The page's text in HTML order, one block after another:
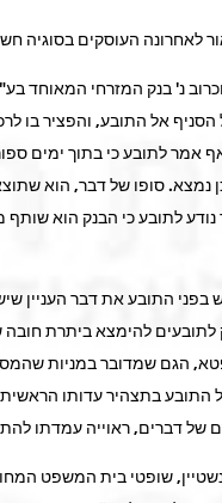
לאחרונה העוסקים בסוגיה
סוכרוב (ת"א (שלום – ת"א) 71230/00 סוכרוב נ' בנק
אל התובע, והפציר בו
אמר לתובע כי בתוך ימים
נמצא. סופו של דבר, הוא
לתובע כי הבנק הוא שותף
התובע את דבר העניין
הגם שמדובר במניות
בתצהיר עדותו
של דברים, ראוייה עמדתו
שופטי בית המשפט